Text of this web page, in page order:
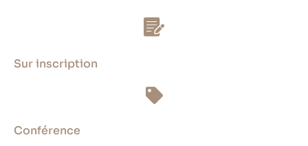
Sur inscription
Conférence